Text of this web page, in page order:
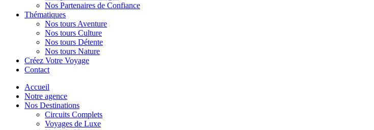
Nos Partenaires de Confiance
Thématiques
Nos tours Aventure
Nos tours Culture
Nos tours Détente
Nos tours Nature
Créez Votre Voyage
Contact
Accueil
Notre agence
Nos Destinations
Circuits Complets
Voyages de Luxe